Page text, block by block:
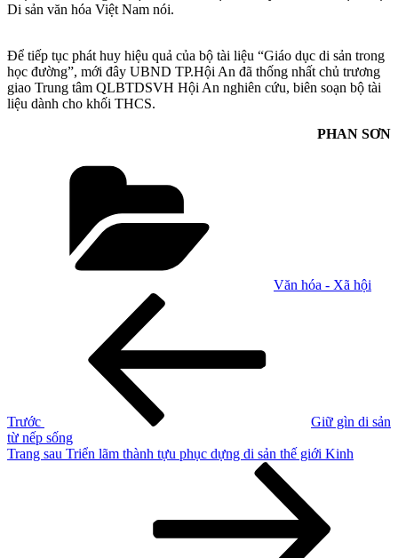
Di sản văn hóa Việt Nam nói.
Để tiếp tục phát huy hiệu quả của bộ tài liệu “Giáo dục di sản trong
học đường”, mới đây UBND TP.Hội An đã thống nhất chủ trương
giao Trung tâm QLBTDSVH Hội An nghiên cứu, biên soạn bộ tài
liệu dành cho khối THCS.
PHAN SƠN
Văn hóa - Xã hội
Trước
Giữ gìn di sản
từ nếp sống
Bài
Trang sau Triển lãm thành tựu phục dựng di sản thế giới Kinh